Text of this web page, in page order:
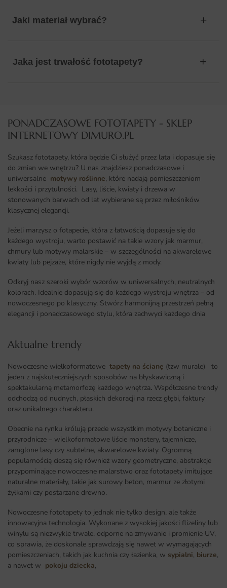
Jaki materiał wybrać?
Jaka jest trwałość fototapety?
PONADCZASOWE FOTOTAPETY - SKLEP
INTERNETOWY DIMURO.PL​
Szukasz fototapety, która będzie Ci służyć przez lata i dopasuje się
do zmian we wnętrzu? U nas znajdziesz ponadczasowe i
uniwersalne motywy roślinne, które nadają pomieszczeniom
lekkości i przytulności. Lasy, liście, kwiaty i drzewa w
stonowanych barwach od lat wybierane są przez miłośników
klasycznej elegancji.
Jeżeli marzysz o fotapecie, która z łatwością dopasuje się do
każdego wystroju, warto postawić na takie wzory jak marmur,
chmury lub motywy malarskie – w szczególności na akwarelowe
kwiaty lub pejzaże, które nigdy nie wyjdą z mody.
Odkryj nasz szeroki wybór wzorów w uniwersalnych, neutralnych
kolorach. Idealnie dopasują się do każdego wystroju wnętrza – od
nowoczesnego po klasyczny. Stwórz harmonijną przestrzeń pełną
elegancji i ponadczasowego stylu, która zachwyci każdego dnia
Aktualne trendy​
Nowoczesne wielkoformatowe tapety na ścianę (tzw murale) to
jeden z najskuteczniejszych sposobów na błyskawiczną i
spektakularną metamorfozę każdego wnętrza. Współczesne trendy
odchodzą od nudnych, płaskich dekoracji na rzecz głębi, faktury
oraz unikalnego charakteru.
Obecnie na rynku królują przede wszystkim motywy botaniczne i
przyrodnicze – wielkoformatowe liście monstery, tajemnicze,
zamglone lasy czy subtelne, akwarelowe kwiaty. Ogromną
popularnością cieszą się również wzory geometryczne, abstrakcje
przypominające nowoczesne malarstwo oraz fototapety imitujące
naturalne materiały, takie jak surowy beton, marmur ze złotymi
żyłkami czy postarzane drewno.
Nowoczesne fototapety to jednak nie tylko design, ale także
innowacyjna technologia. Wykonane z wysokiej jakości flizeliny lub
winylu są niezwykle trwałe, odporne na zmywanie i promienie UV,
co sprawia, że doskonale sprawdzają się nawet w wymagających
pomieszczeniach, takich jak kuchnia czy łazienka, w sypialni, biurze,
a nawet w pokoju dziecka,